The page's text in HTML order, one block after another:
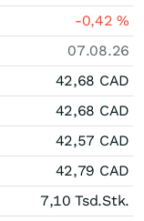
-0,42%
07.08.26
42,68 CAD
42,68 CAD
42,57 CAD
42,79 CAD
7,10 Tsd.Stk.